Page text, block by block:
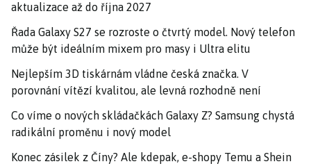
aktualizace až do října 2027
Řada Galaxy S27 se rozroste o čtvrtý model. Nový telefon
může být ideálním mixem pro masy i Ultra elitu
Nejlepším 3D tiskárnám vládne česká značka. V
porovnání vítězí kvalitou, ale levná rozhodně není
Co víme o nových skládačkách Galaxy Z? Samsung chystá
radikální proměnu i nový model
Konec zásilek z Číny? Ale kdepak, e-shopy Temu a Shein